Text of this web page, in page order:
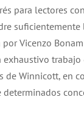
para lectores
Vicenzo
de Winnicott, en